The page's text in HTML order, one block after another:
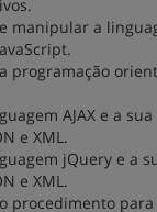
manipular a
programação
AJAX e a
e XML.
jQuery e a
e XML.
procedimento